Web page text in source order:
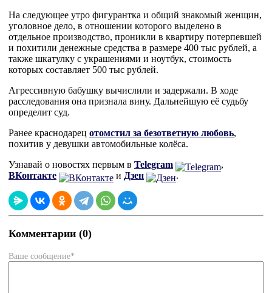
На следующее утро фигурантка и общий знакомый женщин,
уголовное дело, в отношении которого выделено в
отдельное производство, проникли в квартиру потерпевшей
и похитили денежные средства в размере 400 тыс рублей, а
также шкатулку с украшениями и ноутбук, стоимость
которых составляет 500 тыс рублей.
Агрессивную бабушку вычислили и задержали. В ходе
расследования она признала вину. Дальнейшую её судьбу
определит суд.
Ранее краснодарец отомстил за безответную любовь,
похитив у девушки автомобильные колёса.
Узнавай о новостях первым в Telegram
,
ВКонтакте
и Дзен .
Комментарии (0)
Ваше сообщение*